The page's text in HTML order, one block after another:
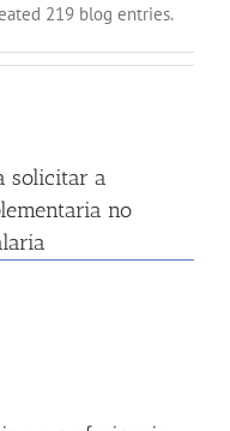
219 blog entries.
solicitar a
no